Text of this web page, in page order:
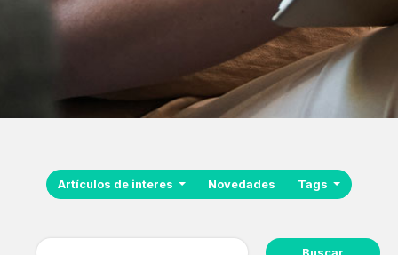
Artículos de interes Novedades Tags
Buscar: